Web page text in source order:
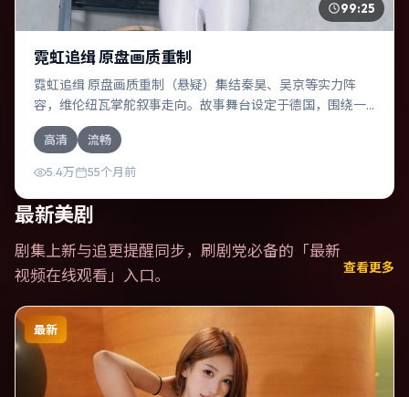
99:25
霓虹追缉 原盘画质重制
霓虹追缉 原盘画质重制（悬疑）集结秦昊、吴京等实力阵
容，维伦纽瓦掌舵叙事走向。故事舞台设定于德国，围绕一
次意外选择展开连锁反应；配乐与色彩高度服务于主题，结
尾留白耐人寻味。
高清 流畅
5.4万 55个月前
最新美剧
剧集上新与追更提醒同步，刷剧党必备的「最新
视频在线观看 」入口。 查看更多
最新